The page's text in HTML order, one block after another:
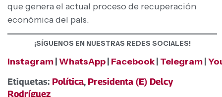
que genera el actual proceso de recuperación
económica del país.
¡SÍGUENOS EN NUESTRAS REDES SOCIALES!
Instagram WhatsApp Facebook Telegram
Etiquetas: Política, Presidenta (E) Delcy
Rodríguez